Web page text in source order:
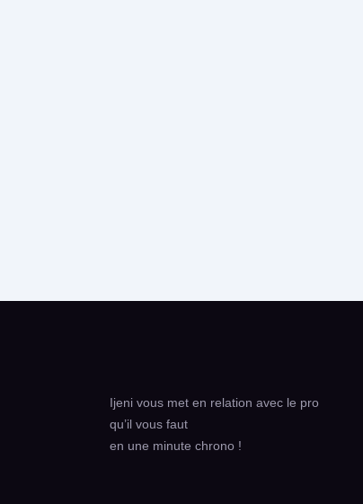
Ijeni vous met en relation avec le pro
qu’il vous faut
en une minute chrono !